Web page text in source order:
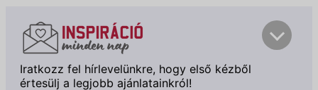
Iratkozz fel hírlevelünkre, hogy első kézből
értesülj a legjobb ajánlatainkról!